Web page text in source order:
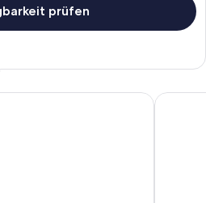
prüfen
mit wunderbarem Burg